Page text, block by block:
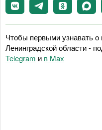
Чтобы первыми узнавать
Ленинградской области -
Telegram и в Maх